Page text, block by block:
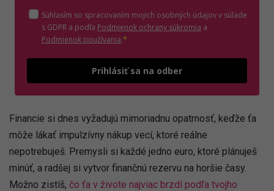
Súhlasím so spracovaním mojich osobných údajov v súlade
s GDPR a podľa Podmienok ochrany súkromia (otvorí sa v novom
a
Podmienok používania(otvorí sa v novom okne)
.*
Prihlásiť sa na odber
Financie si dnes vyžadujú mimoriadnu opatrnosť, keďže ťa
môže lákať impulzívny nákup vecí, ktoré reálne
nepotrebuješ. Premysli si každé jedno euro, ktoré plánuješ
minúť, a radšej si vytvor finančnú rezervu na horšie časy.
Možno zistíš, čo ťa v živote najviac brzdí podľa tvojho